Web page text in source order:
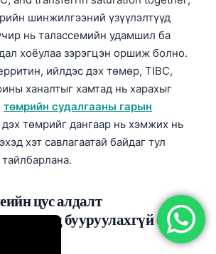
шинжилгээний үзүүлэлтүүд
нь талассемийн удамшил ба
хоёулаа зэрэгцэн оршиж болно.
ийлдэс дэх төмөр, TIBC,
ханалтыг хамтад нь харахыг
төмрийн судалгааны гарын
төмрийг дангаар нь хэмжих нь
хэт савлагаатай байдаг тул
тайлбарлана.
цус алдалт
шууд бууруулахгүй байж